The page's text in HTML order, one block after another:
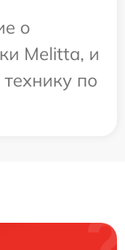
о
Melitta, и
по